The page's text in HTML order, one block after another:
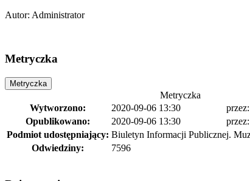
Autor: Administrator
Metryczka
Metryczka
Metryczka
Wytworzono:
2020-09-06 13:30 przez:
Opublikowano:
2020-09-06 13:30 przez:
Podmiot udostępniający: Biuletyn Informacji Publicznej.
Odwiedziny:
7596